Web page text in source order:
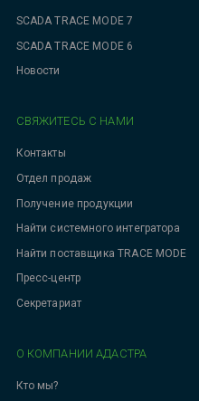
SCADA TRACE MODE 7
SCADA TRACE MODE 6
Новости
СВЯЖИТЕСЬ С НАМИ
Контакты
Отдел продаж
Получение продукции
Найти системного интегратора
Найти поставщика TRACE MODE
Пресс-центр
Секретариат
О КОМПАНИИ АДАСТРА
Кто мы?